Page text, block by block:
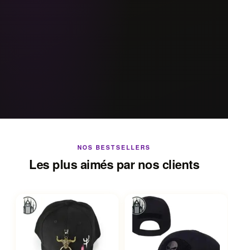
NOS BESTSELLERS
Les plus aimés par nos clients